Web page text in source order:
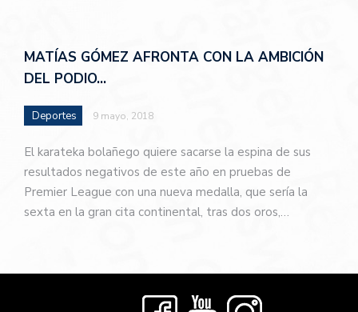
MATÍAS GÓMEZ AFRONTA CON LA AMBICIÓN
DEL PODIO…
Deportes 9 mayo, 2018
El karateka bolañego quiere sacarse la espina de sus
resultados negativos de este año en pruebas de
Premier League con una nueva medalla, que sería la
sexta en la gran cita continental, tras dos oros,…